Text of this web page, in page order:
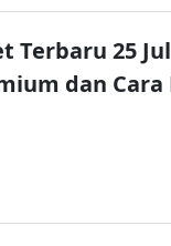
Terbaru 25
dan